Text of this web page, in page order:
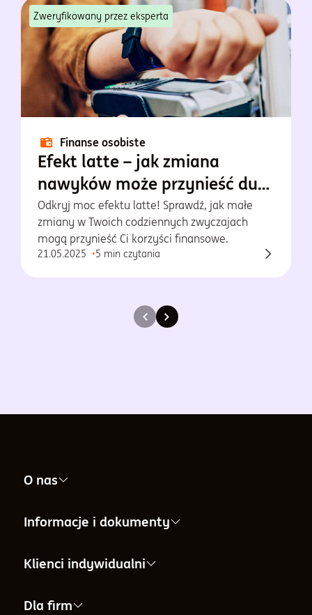
Zweryfikowany przez eksperta
Finanse osobiste
Efekt latte – jak zmiana
nawyków może przynieść duże
oszczędności?
Odkryj moc efektu latte! Sprawdź, jak małe
zmiany w Twoich codziennych zwyczajach
mogą przynieść Ci korzyści finansowe.
21.05.2025 5 min czytania
O nas
Nasza firma
Informacje i dokumenty
Informacje i dokumenty
Klienci indywidualni
IKE
Dla firm